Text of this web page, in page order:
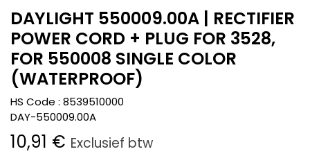
DAYLIGHT 550009.00A | RECTIFIER
POWER CORD + PLUG FOR 3528,
FOR 550008 SINGLE COLOR
(WATERPROOF)
HS Code : 8539510000
DAY-550009.00A
10,91 € Exclusief btw